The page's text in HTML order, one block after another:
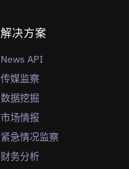
解决方案
News API
传媒监察
数据挖掘
市场情报
紧急情况监察
财务分析